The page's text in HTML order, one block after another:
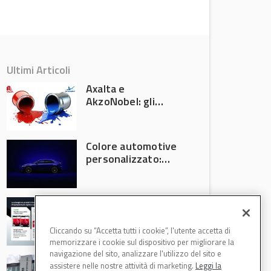
Ultimi Articoli
Axalta e
AkzoNobel: gli
Colore automotive
personalizzato:
diventa ingegneria
che riducono
consumi energetici,
tempi e costi in
carrozzeria
Il Gruppo Intergea
Cliccando su “Accetta tutti i cookie”, l'utente accetta di
memorizzare i cookie sul dispositivo per migliorare la
navigazione del sito, analizzare l'utilizzo del sito e
assistere nelle nostre attività di marketing. Leggi la